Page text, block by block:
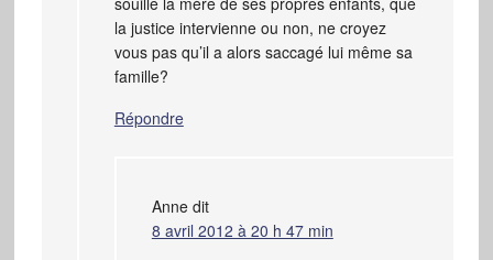
la justice intervienne ou non, ne croyez
vous pas qu’il a alors saccagé lui même sa
famille?
Répondre
Anne dit
8 avril 2012 à 20 h 47 min